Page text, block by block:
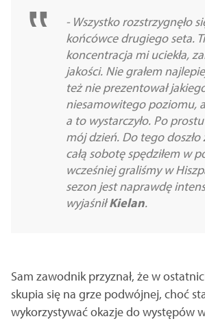
- Wszystko rozstrzygnęło
końcówce drugiego seta.
koncentracja mi uciekła,
jakości. Nie grałem
też nie prezentował
niesamowitego poziomu,
a to wystarczyło. Po
mój dzień. Do tego doszło
całą sobotę spędziłem w
wcześniej graliśmy w
sezon jest naprawdę
wyjaśniłKielan.
Sam zawodnik przyznał, że w
skupia się na grze podwójnej, choć
wykorzystywać okazje do występów